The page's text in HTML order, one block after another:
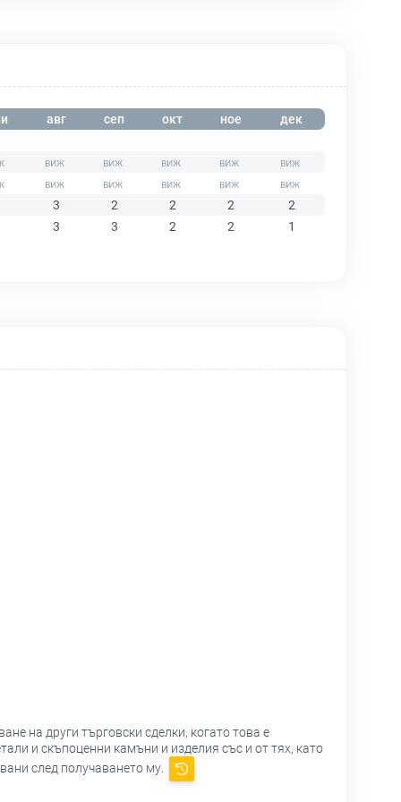
авг сеп окт ное дек
3 2 2 2
2
3
3 2 2 1
на други търговски сделки, когато това е
и скъпоценни камъни и изделия със и от тях, като
след получаването му.